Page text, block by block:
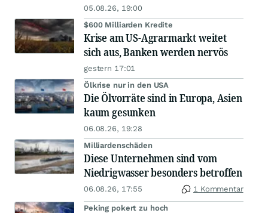
05.08.26, 19:00
$600 Milliarden Kredite
Krise am US-Agrarmarkt weitet
sich aus, Banken werden nervös
gestern 17:01
Ölkrise nur in den USA
Die Ölvorräte sind in Europa, Asien
kaum gesunken
06.08.26, 19:28
Milliardenschäden
Diese Unternehmen sind vom
Niedrigwasser besonders betroffen
06.08.26, 17:55 1 Kommentar
Peking pokert zu hoch